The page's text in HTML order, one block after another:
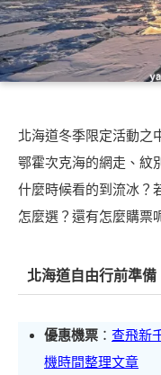
北海道冬季限定活動之
鄂霍次克海的網走、紋
什麼時候看的到流冰？
怎麼選？還有怎麼購票
北海道自由行前準備
優惠機票 ： 查飛新
機時間整理文章